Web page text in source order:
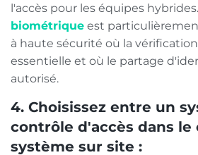
l'accès pour les équipes hybrides.
biométrique est
à haute sécurité où la
essentielle et où le partage
autorisé.
4. Choisissez entre un
contrôle d'accès dans le
système sur site :